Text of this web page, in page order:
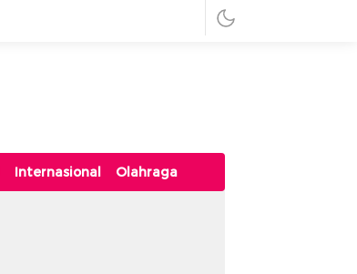
Internasional Olahraga